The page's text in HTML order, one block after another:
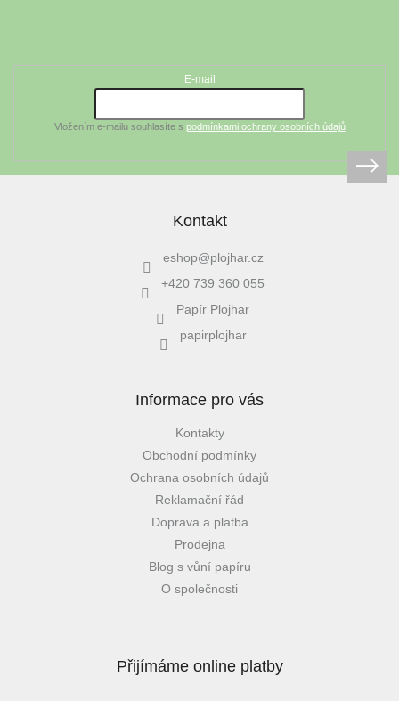
E-mail
Vložením e-mailu souhlasíte s podmínkami ochrany osobních údajů
Kontakt
eshop@plojhar.cz
+420 739 360 055
Papír Plojhar
papirplojhar
Informace pro vás
Kontakty
Obchodní podmínky
Ochrana osobních údajů
Reklamační řád
Doprava a platba
Prodejna
Blog s vůní papíru
O společnosti
Přijímáme online platby